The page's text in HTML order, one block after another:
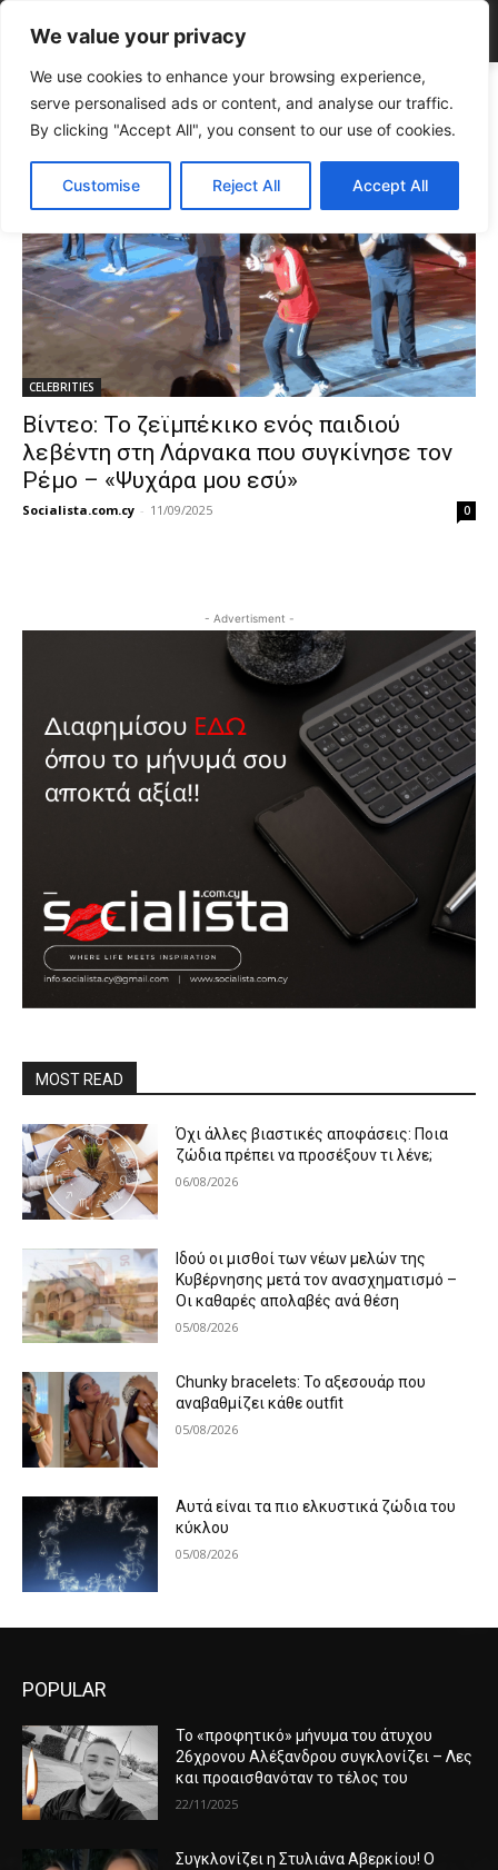
We value your privacy
We use cookies to enhance your browsing experience,
serve personalised ads or content, and analyse our traffic.
By clicking "Accept All", you consent to our use of cookies.
Customise Reject All Accept All
Tags Παττίχειο
Tag:Παττίχειο
CELEBRITIES
Βίντεο: Το ζεϊμπέκικο ενός παιδιού
λεβέντη στη Λάρνακα που συγκίνησε τον
Ρέμο – «Ψυχάρα μου εσύ»
Socialista.com.cy - 11/09/2025 0
- Advertisment -
MOST READ
Όχι άλλες βιαστικές αποφάσεις: Ποια
ζώδια πρέπει να προσέξουν τι λένε;
06/08/2026
Ιδού οι μισθοί των νέων μελών της
Κυβέρνησης μετά τον ανασχηματισμό –
Οι καθαρές απολαβές ανά θέση
05/08/2026
Chunky bracelets: Το αξεσουάρ που
αναβαθμίζει κάθε outfit
05/08/2026
Αυτά είναι τα πιο ελκυστικά ζώδια του
κύκλου
05/08/2026
POPULAR
Το «προφητικό» μήνυμα του άτυχου
26χρονου Αλέξανδρου συγκλονίζει – Λες
και προαισθανόταν το τέλος του
22/11/2025
Συγκλονίζει η Στυλιάνα Αβερκίου! Ο